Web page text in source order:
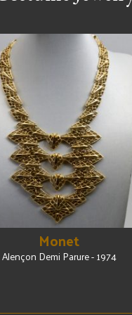
Monet
Alençon Demi Parure - 1974